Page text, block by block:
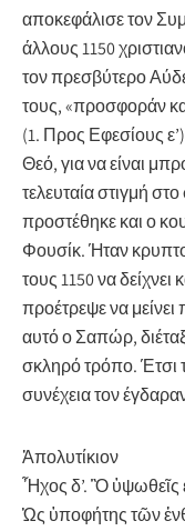
αποκεφάλισε τον
άλλους 1150
τον πρεσβύτερο
τους, «προσφοράν
(1. Προς Εφεσίους
Θεό, για να είναι
τελευταία στιγμή
προστέθηκε και ο
Φουσίκ. Ήταν
τους 1150 να
προέτρεψε να μείνει
αυτό ο Σαπώρ,
σκληρό τρόπο. Έτσι
συνέχεια τον
Ἀπολυτίκιον
Ἦχος δ’. Ὃ ὑψωθεῖς
Ὡς ὑποφήτης τῶν